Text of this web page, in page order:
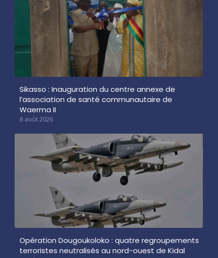
Sikasso : Inauguration du centre annexe de
l’association de santé communautaire de
Waerma II
8 août 2026
Opération Dougoukoloko : quatre regroupements
terroristes neutralisés au nord-ouest de Kidal